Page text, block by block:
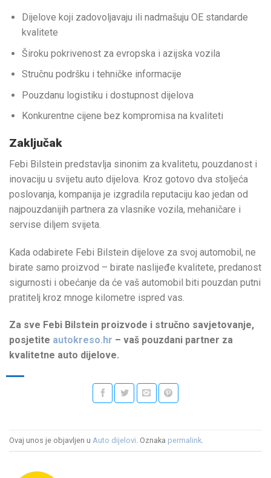
Dijelove koji zadovoljavaju ili nadmašuju OE standarde
kvalitete
Široku pokrivenost za evropska i azijska vozila
Stručnu podršku i tehničke informacije
Pouzdanu logistiku i dostupnost dijelova
Konkurentne cijene bez kompromisa na kvaliteti
Zaključak
Febi Bilstein predstavlja sinonim za kvalitetu, pouzdanost i
inovaciju u svijetu auto dijelova. Kroz gotovo dva stoljeća
poslovanja, kompanija je izgradila reputaciju kao jedan od
najpouzdanijih partnera za vlasnike vozila, mehaničare i
servise diljem svijeta.
Kada odabirete Febi Bilstein dijelove za svoj automobil, ne
birate samo proizvod – birate naslijeđe kvalitete, predanost
sigurnosti i obećanje da će vaš automobil biti pouzdan putni
pratitelj kroz mnoge kilometre ispred vas.
Za sve Febi Bilstein proizvode i stručno savjetovanje,
posjetite autokreso.hr – vaš pouzdani partner za
kvalitetne auto dijelove.
Ovaj unos je objavljen u Auto dijelovi . Oznaka permalink